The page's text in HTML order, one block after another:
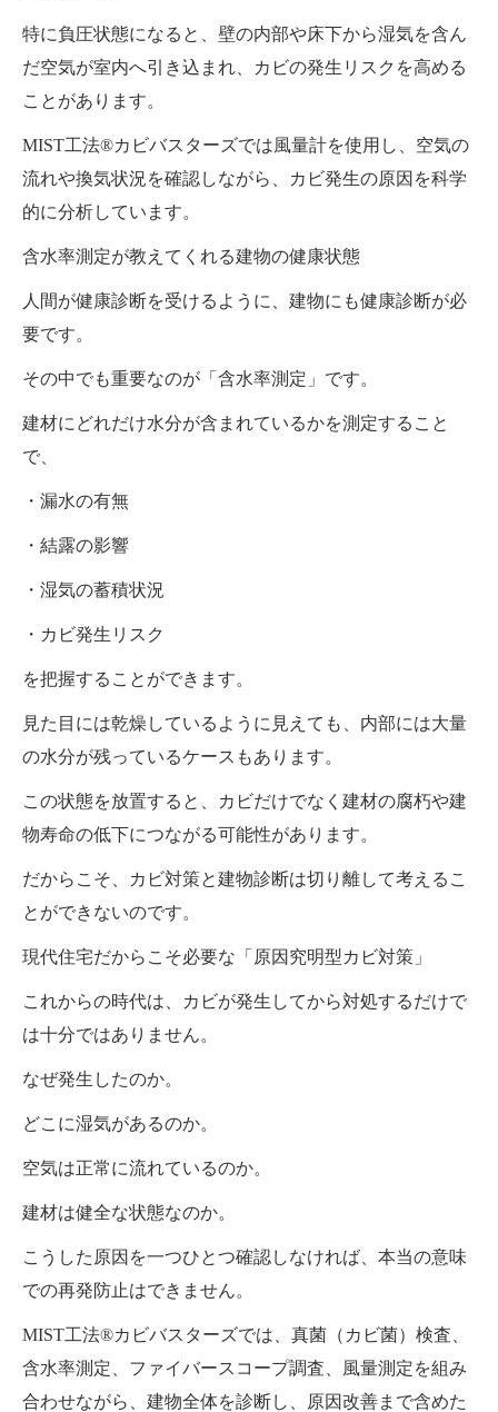
特に負圧状態になると、壁の内部や床下から湿気を含ん
だ空気が室内へ引き込まれ、カビの発生リスクを高める
ことがあります。
MIST工法®カビバスターズでは風量計を使用し、空気の
流れや換気状況を確認しながら、カビ発生の原因を科学
的に分析しています。
含水率測定が教えてくれる建物の健康状態
人間が健康診断を受けるように、建物にも健康診断が必
要です。
その中でも重要なのが「含水率測定」です。
建材にどれだけ水分が含まれているかを測定すること
で、
・漏水の有無
・結露の影響
・湿気の蓄積状況
・カビ発生リスク
を把握することができます。
見た目には乾燥しているように見えても、内部には大量
の水分が残っているケースもあります。
この状態を放置すると、カビだけでなく建材の腐朽や建
物寿命の低下につながる可能性があります。
だからこそ、カビ対策と建物診断は切り離して考えるこ
とができないのです。
現代住宅だからこそ必要な「原因究明型カビ対策」
これからの時代は、カビが発生してから対処するだけで
は十分ではありません。
なぜ発生したのか。
どこに湿気があるのか。
空気は正常に流れているのか。
建材は健全な状態なのか。
こうした原因を一つひとつ確認しなければ、本当の意味
での再発防止はできません。
MIST工法®カビバスターズでは、真菌（カビ菌）検査、
含水率測定、ファイバースコープ調査、風量測定を組み
合わせながら、建物全体を診断し、原因改善まで含めた